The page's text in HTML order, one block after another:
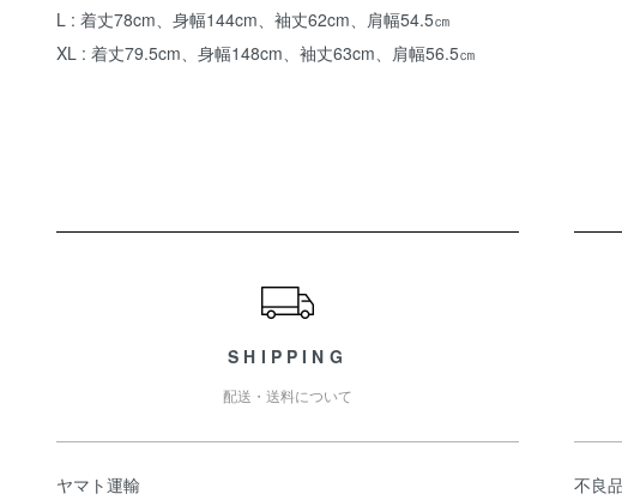
L : 着丈78cm、身幅144cm、袖丈62cm、肩幅54.5㎝
XL : 着丈79.5cm、身幅148cm、袖丈63cm、肩幅56.5㎝
SHIPPING
配送・送料について
ヤマト運輸
不良品